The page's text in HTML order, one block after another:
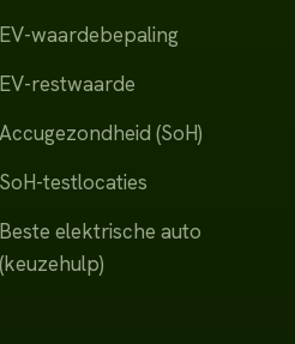
EV-waardebepaling
EV-restwaarde
Accugezondheid (SoH)
SoH-testlocaties
Beste elektrische auto
(keuzehulp)